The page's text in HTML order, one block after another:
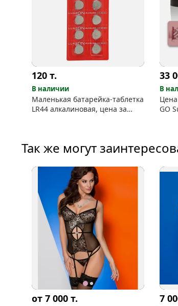
120 т.
В наличии
Маленькая батарейка-таблетка
LR44 алкалиновая, цена за
33
В
GO
Так же могут
от 7 000 т. 7